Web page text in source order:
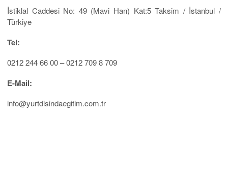
İstiklal Caddesi No: 49 (Mavi Han) Kat:5 Taksim / İstanbul /
Türkiye
Tel:
0212 244 66 00 – 0212 709 8 709
E-Mail:
info@yurtdisindaegitim.com.tr